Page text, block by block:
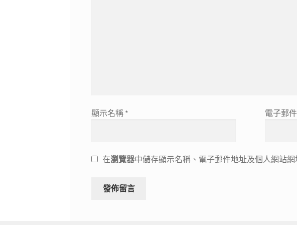
顯示名稱 * 電子郵
在瀏覽器中儲存顯示名稱、電子郵件地址及個人網站